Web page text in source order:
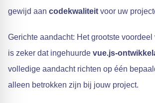
gewijd aan codekwaliteit voor uw
Gerichte aandacht: Het grootste
is zeker dat ingehuurde vue.js-
volledige aandacht richten op één
alleen betrokken zijn bij jouw project.